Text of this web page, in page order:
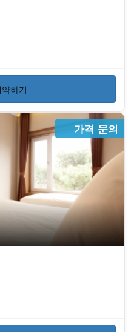
하기
가격 문의